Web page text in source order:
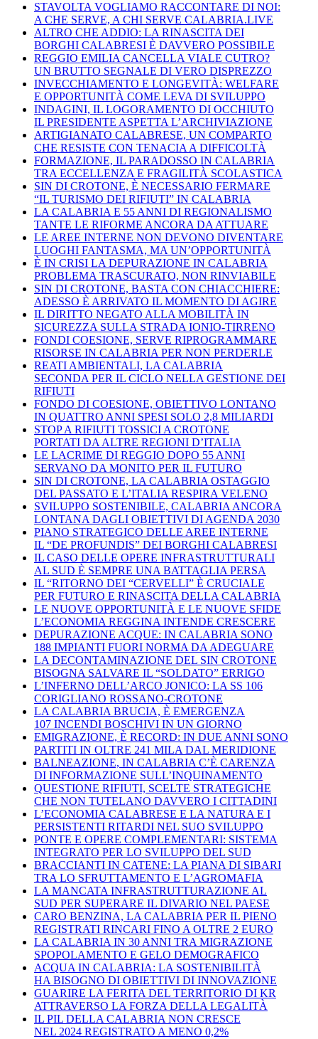
STAVOLTA VOGLIAMO RACCONTARE DI NOI:
A CHE SERVE, A CHI SERVE CALABRIA.LIVE
ALTRO CHE ADDIO: LA RINASCITA DEI
BORGHI CALABRESI È DAVVERO POSSIBILE
REGGIO EMILIA CANCELLA VIALE CUTRO?
UN BRUTTO SEGNALE DI VERO DISPREZZO
INVECCHIAMENTO E LONGEVITÀ: WELFARE
E OPPORTUNITÀ COME LEVA DI SVILUPPO
INDAGINI, IL LOGORAMENTO DI OCCHIUTO
IL PRESIDENTE ASPETTA L’ARCHIVIAZIONE
ARTIGIANATO CALABRESE, UN COMPARTO
CHE RESISTE CON TENACIA A DIFFICOLTÀ
FORMAZIONE, IL PARADOSSO IN CALABRIA
TRA ECCELLENZA E FRAGILITÀ SCOLASTICA
SIN DI CROTONE, È NECESSARIO FERMARE
“IL TURISMO DEI RIFIUTI” IN CALABRIA
LA CALABRIA E 55 ANNI DI REGIONALISMO
TANTE LE RIFORME ANCORA DA ATTUARE
LE AREE INTERNE NON DEVONO DIVENTARE
LUOGHI FANTASMA, MA UN’OPPORTUNITÀ
È IN CRISI LA DEPURAZIONE IN CALABRIA
PROBLEMA TRASCURATO, NON RINVIABILE
SIN DI CROTONE, BASTA CON CHIACCHIERE:
ADESSO È ARRIVATO IL MOMENTO DI AGIRE
IL DIRITTO NEGATO ALLA MOBILITÀ IN
SICUREZZA SULLA STRADA IONIO-TIRRENO
FONDI COESIONE, SERVE RIPROGRAMMARE
RISORSE IN CALABRIA PER NON PERDERLE
REATI AMBIENTALI, LA CALABRIA
SECONDA PER IL CICLO NELLA GESTIONE DEI
RIFIUTI
FONDO DI COESIONE, OBIETTIVO LONTANO
IN QUATTRO ANNI SPESI SOLO 2,8 MILIARDI
STOP A RIFIUTI TOSSICI A CROTONE
PORTATI DA ALTRE REGIONI D’ITALIA
LE LACRIME DI REGGIO DOPO 55 ANNI
SERVANO DA MONITO PER IL FUTURO
SIN DI CROTONE, LA CALABRIA OSTAGGIO
DEL PASSATO E L’ITALIA RESPIRA VELENO
SVILUPPO SOSTENIBILE, CALABRIA ANCORA
LONTANA DAGLI OBIETTIVI DI AGENDA 2030
PIANO STRATEGICO DELLE AREE INTERNE
IL “DE PROFUNDIS” DEI BORGHI CALABRESI
IL CASO DELLE OPERE INFRASTRUTTURALI
AL SUD È SEMPRE UNA BATTAGLIA PERSA
IL “RITORNO DEI “CERVELLI” È CRUCIALE
PER FUTURO E RINASCITA DELLA CALABRIA
LE NUOVE OPPORTUNITÀ E LE NUOVE SFIDE
L’ECONOMIA REGGINA INTENDE CRESCERE
DEPURAZIONE ACQUE: IN CALABRIA SONO
188 IMPIANTI FUORI NORMA DA ADEGUARE
LA DECONTAMINAZIONE DEL SIN CROTONE
BISOGNA SALVARE IL “SOLDATO” ERRIGO
L’INFERNO DELL’ARCO JONICO: LA SS 106
CORIGLIANO ROSSANO-CROTONE
LA CALABRIA BRUCIA, È EMERGENZA
107 INCENDI BOSCHIVI IN UN GIORNO
EMIGRAZIONE, È RECORD: IN DUE ANNI SONO
PARTITI IN OLTRE 241 MILA DAL MERIDIONE
BALNEAZIONE, IN CALABRIA C’È CARENZA
DI INFORMAZIONE SULL’INQUINAMENTO
QUESTIONE RIFIUTI, SCELTE STRATEGICHE
CHE NON TUTELANO DAVVERO I CITTADINI
L’ECONOMIA CALABRESE E LA NATURA E I
PERSISTENTI RITARDI NEL SUO SVILUPPO
PONTE E OPERE COMPLEMENTARI: SISTEMA
INTEGRATO PER LO SVILUPPO DEL SUD
BRACCIANTI IN CATENE: LA PIANA DI SIBARI
TRA LO SFRUTTAMENTO E L’AGROMAFIA
LA MANCATA INFRASTRUTTURAZIONE AL
SUD PER SUPERARE IL DIVARIO NEL PAESE
CARO BENZINA, LA CALABRIA PER IL PIENO
REGISTRATI RINCARI FINO A OLTRE 2 EURO
LA CALABRIA IN 30 ANNI TRA MIGRAZIONE
SPOPOLAMENTO E GELO DEMOGRAFICO
ACQUA IN CALABRIA: LA SOSTENIBILITÀ
HA BISOGNO DI OBIETTIVI DI INNOVAZIONE
GUARIRE LA FERITA DEL TERRITORIO DI KR
ATTRAVERSO LA FORZA DELLA LEGALITÀ
IL PIL DELLA CALABRIA NON CRESCE
NEL 2024 REGISTRATO A MENO 0,2%